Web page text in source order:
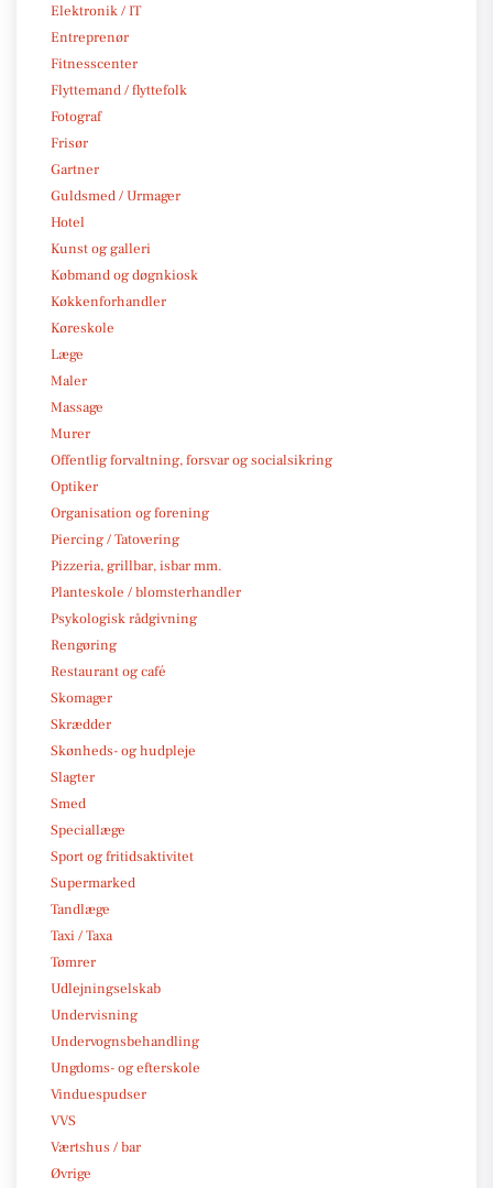
Elektronik / IT
Entreprenør
Fitnesscenter
Flyttemand / flyttefolk
Fotograf
Frisør
Gartner
Guldsmed / Urmager
Hotel
Kunst og galleri
Købmand og døgnkiosk
Køkkenforhandler
Køreskole
Læge
Maler
Massage
Murer
Offentlig forvaltning, forsvar og socialsikring
Optiker
Organisation og forening
Piercing / Tatovering
Pizzeria, grillbar, isbar mm.
Planteskole / blomsterhandler
Psykologisk rådgivning
Rengøring
Restaurant og café
Skomager
Skrædder
Skønheds- og hudpleje
Slagter
Smed
Speciallæge
Sport og fritidsaktivitet
Supermarked
Tandlæge
Taxi / Taxa
Tømrer
Udlejningselskab
Undervisning
Undervognsbehandling
Ungdoms- og efterskole
Vinduespudser
VVS
Værtshus / bar
Øvrige